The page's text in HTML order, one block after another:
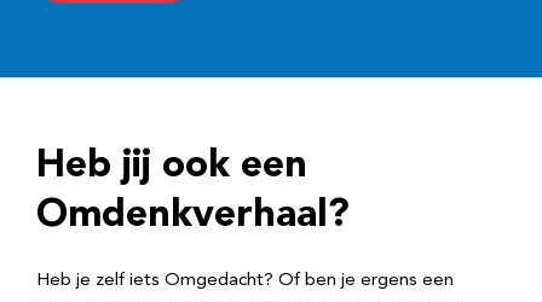
r
e
Heb jij ook een
Omdenkverhaal?
Heb je zelf iets Omgedacht? Of ben je ergens een